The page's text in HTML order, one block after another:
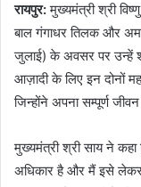
रायपुर:मुख्यमंत्री श्री
बाल गंगाधर तिलक और
जुलाई) के अवसर पर उन्हें
आज़ादी के लिए इन दोनों
जिन्होंने अपना सम्पूर्ण
मुख्यमंत्री श्री साय ने कहा
अधिकार है और मैं इसे लेकर